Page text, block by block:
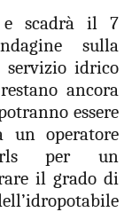
scadrà il 7
sulla
servizio idrico
ancora
essere
un operatore
Srls per un
il grado di